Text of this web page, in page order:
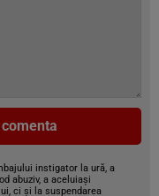
instigator la ură, a
abuziv, a aceluiași
ci și la suspendarea